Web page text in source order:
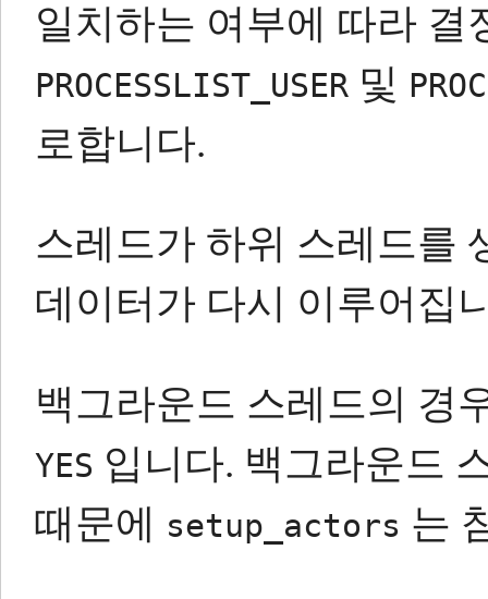
일치하는 여부에 따라 결
PROCESSLIST_USER 및
로합니다.
스레드가 하위 스레드를
데이터가 다시 이루어집
백그라운드 스레드의 경
YES 입니다. 백그라운드
때문에
setup_actors 는